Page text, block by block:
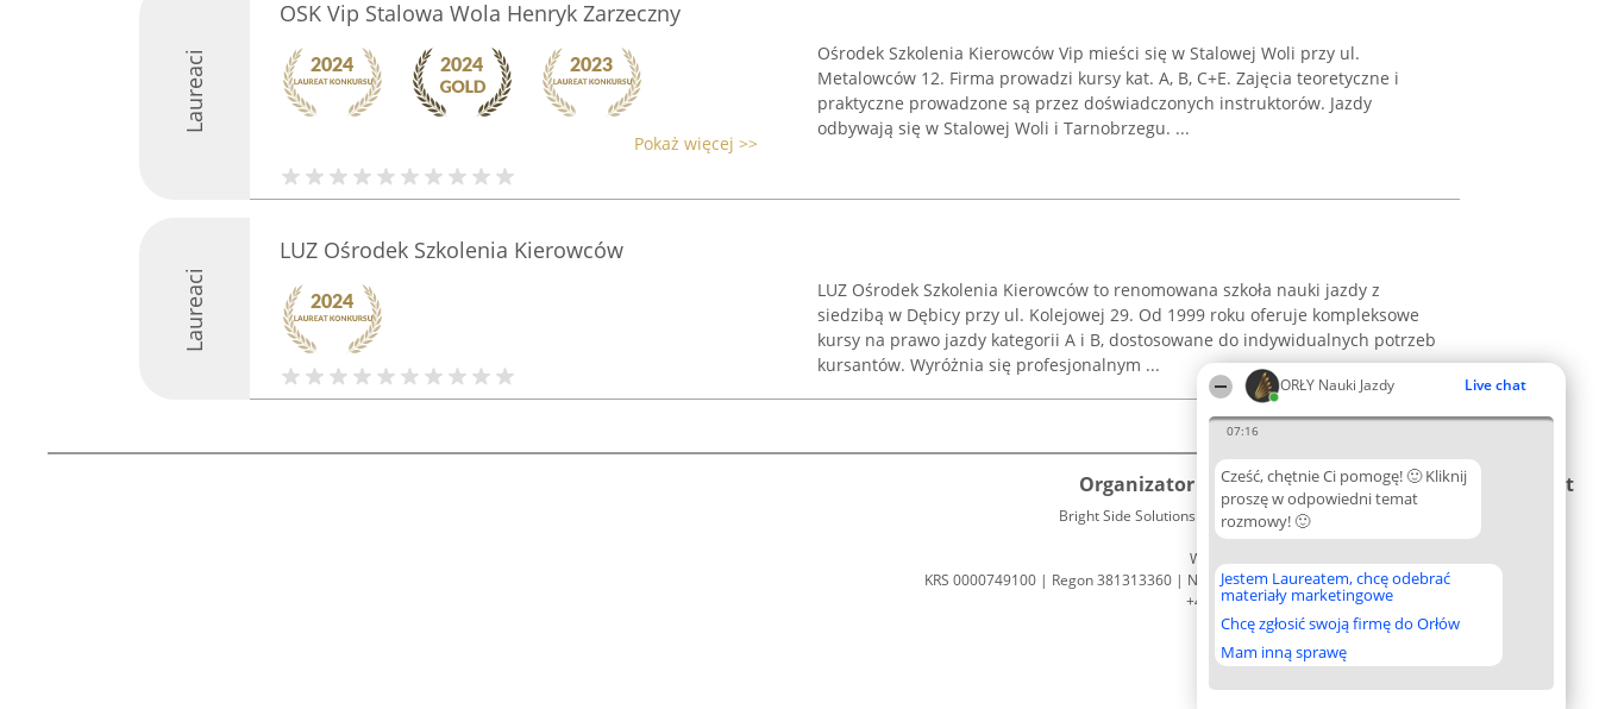
ORŁY Nauki Jazdy Live chat
07:16
Cześć, chętnie Ci pomogę! 🙂 Kliknij
proszę w odpowiedni temat
rozmowy! 🙂
Jestem Laureatem, chcę odebrać
materiały marketingowe
Chcę zgłosić swoją firmę do Orłów
Mam inną sprawę
Laureaci
OSK Vip Stalowa Wola Henryk Zarzeczny
Pokaż więcej >>
Ośrodek Szkolenia Kierowców Vip mieści się w Stalowej Woli przy ul.
Metalowców 12. Firma prowadzi kursy kat. A, B, C+E. Zajęcia teoretyczne i
praktyczne prowadzone są przez doświadczonych instruktorów. Jazdy
odbywają się w Stalowej Woli i Tarnobrzegu. ...
Laureaci
LUZ Ośrodek Szkolenia Kierowców
LUZ Ośrodek Szkolenia Kierowców to renomowana szkoła nauki jazdy z
siedzibą w Dębicy przy ul. Kolejowej 29. Od 1999 roku oferuje kompleksowe
kursy na prawo jazdy kategorii A i B, dostosowane do indywidualnych potrzeb
kursantów. Wyróżnia się profesjonalnym ...
Organizator plebiscytu
Bright Side Solutions sp. z o. o. sp. k.
ul. Ruska 22
Wrocław 50-079
KRS 0000749100 | Regon 381313360 | NIP 8943132676
+48 508 492 400
Plebiscyt
Lista
Laureatów
Zasady
Regulamin
Prywatności
Kontakt